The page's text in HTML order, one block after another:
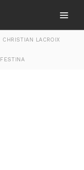
CHRISTIAN LACROIX
FESTINA